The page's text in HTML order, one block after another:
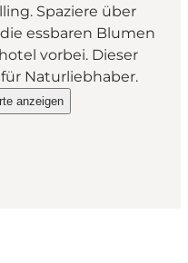
Spaziere über
essbaren Blumen
vorbei. Dieser
Naturliebhaber.
Have"
anzeigenHave on_map